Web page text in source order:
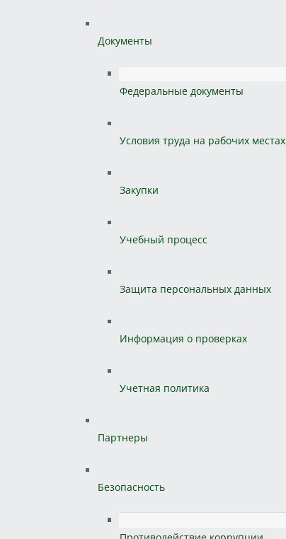
Документы
Федеральные документы
Условия труда на рабочих местах
Закупки
Учебный процесс
Защита персональных данных
Информация о проверках
Учетная политика
Партнеры
Безопасность